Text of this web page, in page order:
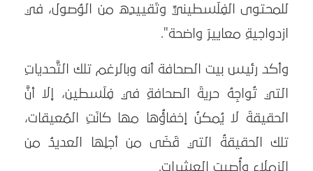
للمحتوى الفِلَسطينيِّ وتَقييدِه من الوُصول، في
ازدواجيةِ معاييرَ واضحة".
وأكد رئيس بيت الصحافة أنه وبالرغم تلك التَّحدياتِ
التي تُواجِهُ حريةَ الصحافةِ في فِلَسطين، إلا أنَّ
الحقيقةَ لا يُمكنُ إخفاؤُها مها كانَتِ المُعيقات،
تلك الحقيقةُ التي قَضَى من أجلِها العديدُ من
الزملاءِ وأُصِيبَ العشرات.